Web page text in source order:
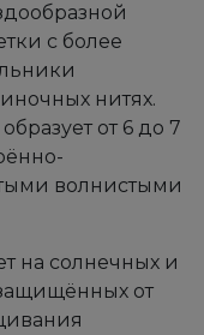
с более
нитях.
от 6 до 7
волнистыми
на солнечных и
от